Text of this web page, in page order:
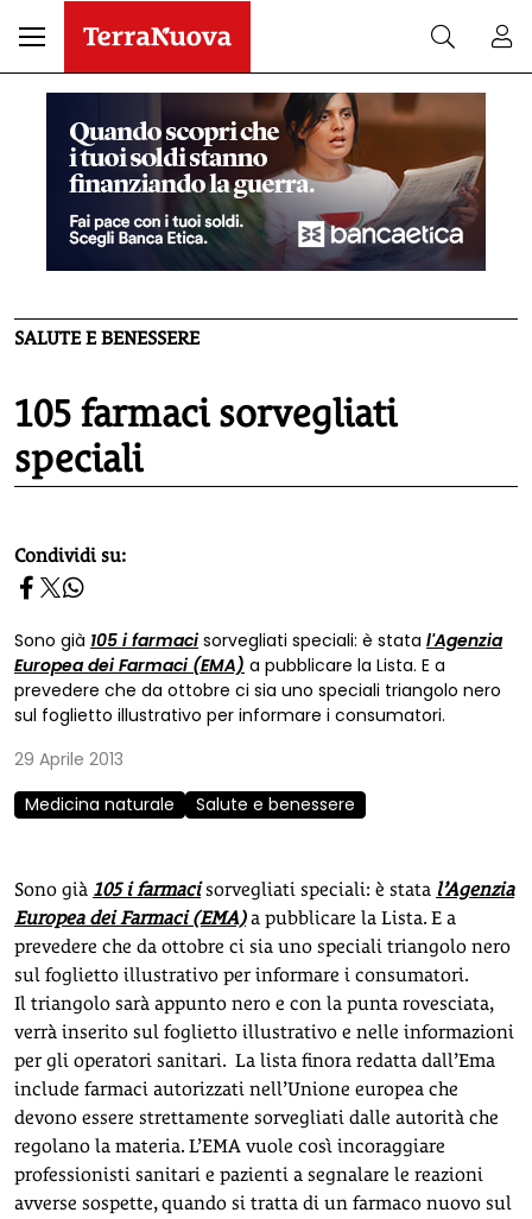
SALUTE E BENESSERE
105 farmaci sorvegliati
speciali
homepage h2
Condividi su:
Sono già 105 i farmacisorvegliati speciali: è stata l'Agenzia
Europea dei Farmaci (EMA) a pubblicare la Lista. E a
prevedere che da ottobre ci sia uno speciali triangolo nero
sul foglietto illustrativo per informare i consumatori.
29 Aprile 2013
Medicina naturale
Salute e benessere
Sono già 105 i farmacisorvegliati speciali: è stata l’Agenzia
Europea dei Farmaci (EMA)a pubblicare la Lista. E a
prevedere che da ottobre ci sia uno speciali triangolo nero
sul foglietto illustrativo per informare i consumatori.
Il triangolo sarà appunto nero e con la punta rovesciata,
verrà inserito sul foglietto illustrativo e nelle informazioni
per gli operatori sanitari. La lista finora redatta dall’Ema
include farmaci autorizzati nell’Unione europea che
devono essere strettamente sorvegliati dalle autorità che
regolano la materia. L’EMA vuole così incoraggiare
professionisti sanitari e pazienti a segnalare le reazioni
avverse sospette, quando si tratta di un farmaco nuovo sul